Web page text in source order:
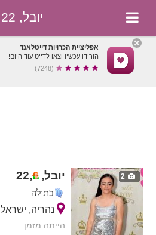
יובל, 22
אפליציית הכרויות דייטלאנד
הורידו עכשיו וצאו לדייט עוד היום!
(7248)
2 יובל, ,
22
בתולה
נהריה, ישראל
הייתה מזמן